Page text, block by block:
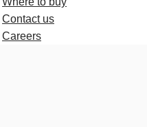
Contact us
Careers